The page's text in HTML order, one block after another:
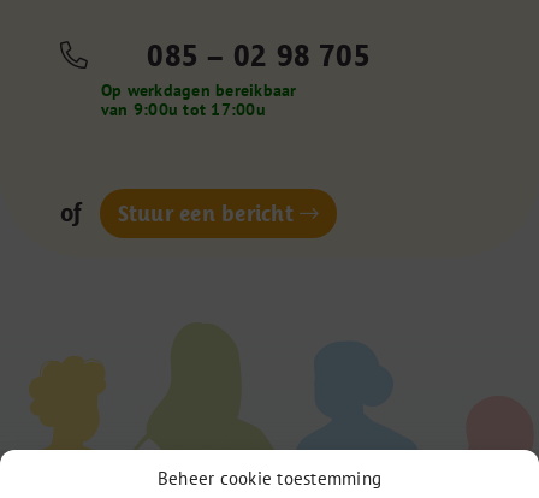
Beheer cookie toestemming
085 – 02 98 705
Op werkdagen bereikbaar
van 9:00u tot 17:00u
of Stuur een bericht